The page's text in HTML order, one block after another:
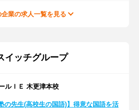
企業の求人一覧を見る
イッチグループ
ルＩＥ 木更津本校
塾の先生(高校生の国語)】得意な国語を活